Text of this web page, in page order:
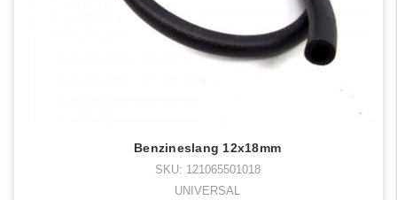
Benzineslang 12x18mm
SKU: 121065501018
UNIVERSAL